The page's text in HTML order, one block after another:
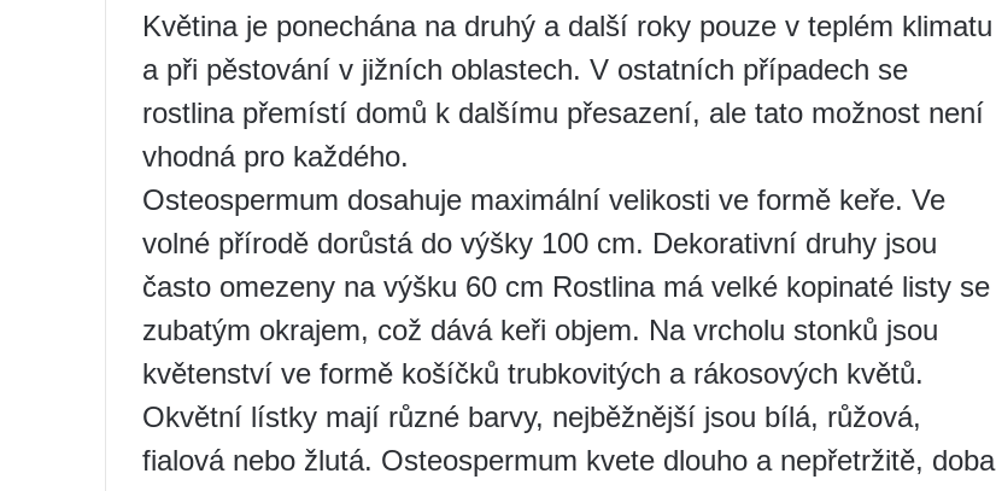
Květina je ponechána na druhý a další roky pouze v teplém klimatu
a při pěstování v jižních oblastech. V ostatních případech se
rostlina přemístí domů k dalšímu přesazení, ale tato možnost není
vhodná pro každého.
Osteospermum dosahuje maximální velikosti ve formě keře. Ve
volné přírodě dorůstá do výšky 100 cm. Dekorativní druhy jsou
často omezeny na výšku 60 cm Rostlina má velké kopinaté listy se
zubatým okrajem, což dává keři objem. Na vrcholu stonků jsou
květenství ve formě košíčků trubkovitých a rákosových květů.
Okvětní lístky mají různé barvy, nejběžnější jsou bílá, růžová,
fialová nebo žlutá. Osteospermum kvete dlouho a nepřetržitě, doba